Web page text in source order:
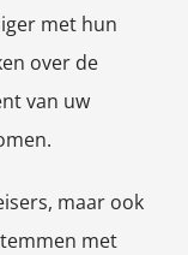
met hun
over de
van uw
maar ook
met